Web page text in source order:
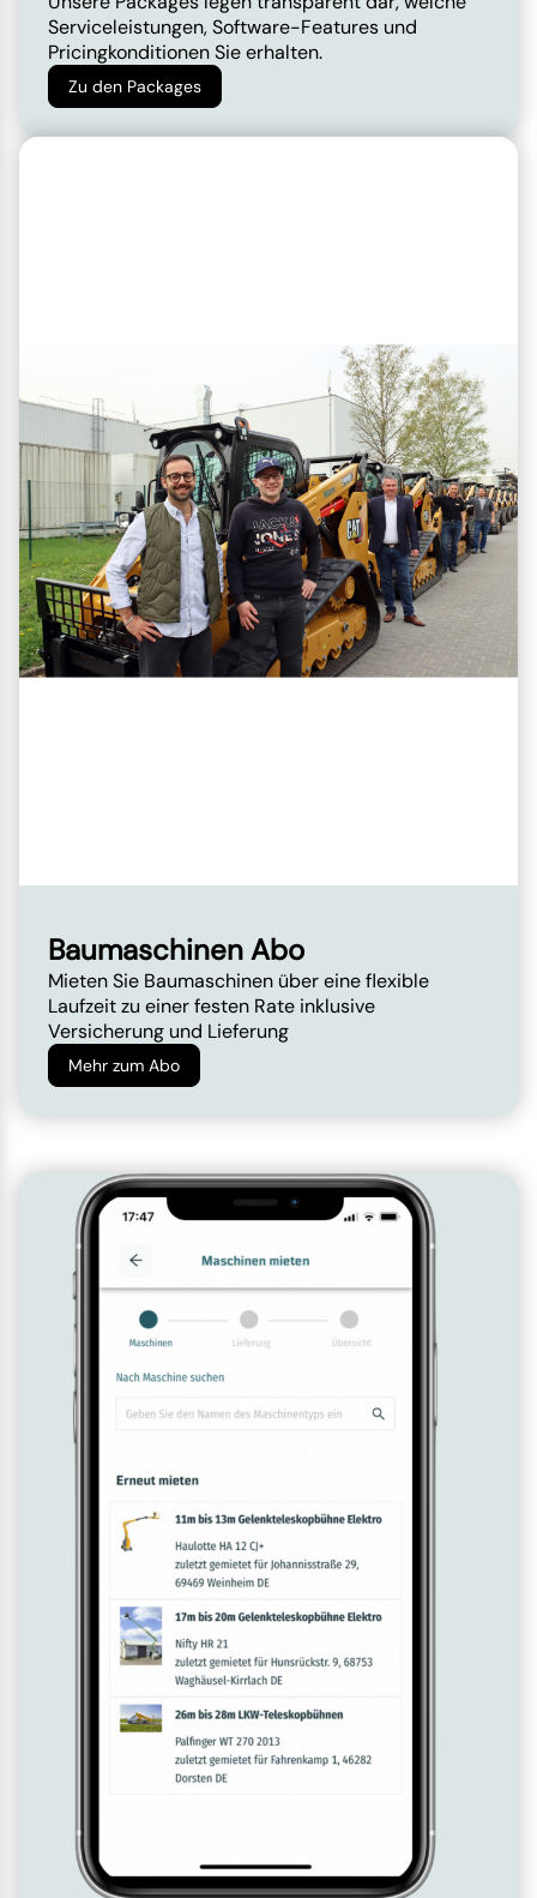
Serviceleistungen, Software-Features und
Pricingkonditionen Sie erhalten.
Zu den Packages
Baumaschinen Abo
Mieten Sie Baumaschinen über eine flexible
Laufzeit zu einer festen Rate inklusive
Versicherung und Lieferung
Mehr zum Abo